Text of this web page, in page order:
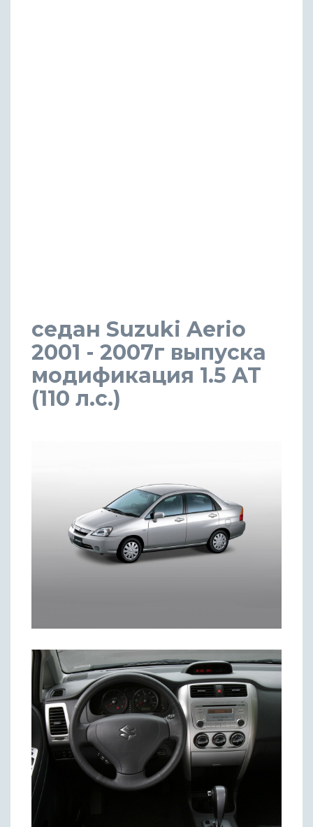
седан Suzuki Aerio
2001 - 2007г выпуска
модификация 1.5 AT
(110 л.с.)